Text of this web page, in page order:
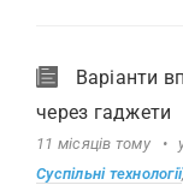
Варіанти
через гаджети
11 місяців тому
Суспільні технології,